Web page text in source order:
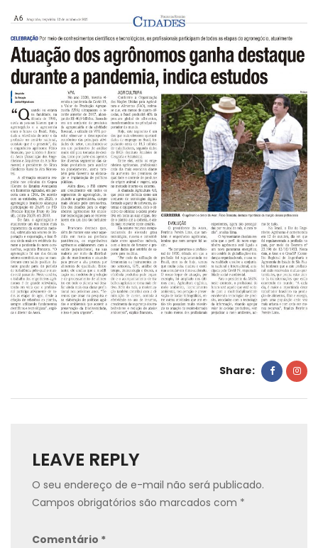
Share:
LEAVE REPLY
O seu endereço de e-mail não será publicado.
Campos obrigatórios são marcados com *
Comentário *